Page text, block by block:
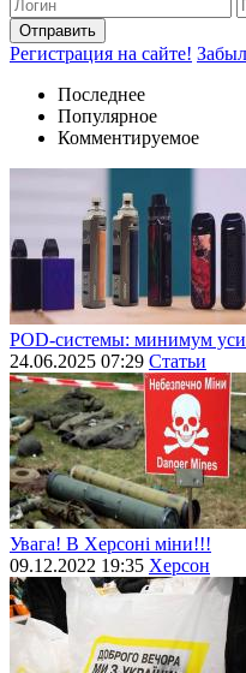
Отправить
Регистрация на сайте!
Последнее
Популярное
Комментируемое
POD-системы: минимум
24.06.2025 07:29 Статьи
Увага! В Херсоні міни!!!
09.12.2022 19:35 Херсон